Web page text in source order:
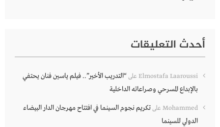
أحدث التعليقات
Elmostafa Laaroussi على“التدريب الأخير”.. فيلم ياسين فنان يحتفي
بالإبداع المسرحي وصراعاته الداخلية
Mohammed علىتكريم نجوم السينما في افتتاح مهرجان الدار البيضاء
الدولي للسينما